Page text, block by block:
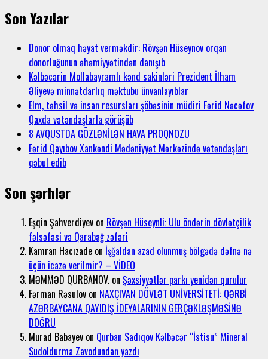
Son Yazılar
Donor olmaq həyat verməkdir: Rövşən Hüseynov orqan
donorluğunun əhəmiyyətindən danışıb
Kəlbəcərin Mollabayramlı kənd sakinləri Prezident İlham
Əliyevə minnətdarlıq məktubu ünvanlayıblar
Elm, təhsil və insan resursları şöbəsinin müdiri Fərid Nəcəfov
Qaxda vətəndaşlarla görüşüb
8 AVQUSTDA GÖZLƏNİLƏN HAVA PROQNOZU
Fərid Qayıbov Xankəndi Mədəniyyət Mərkəzində vətəndaşları
qəbul edib
Son şərhlər
Eşqin Şahverdiyev on Rövşən Hüseynli: Ulu öndərin dövlətçilik
fəlsəfəsi və Qarabağ zəfəri
Kamran Hacızade on İşğaldan azad olunmuş bölgədə dəfnə nə
üçün icazə verilmir? – VİDEO
MƏMMƏD QURBANOV. on Şəxsiyyətlər parkı yenidən qurulur
Fərman Rəsulov on NAXÇIVAN DÖVLƏT UNİVERSİTETİ: QƏRBİ
AZƏRBAYCANA QAYIDIŞ İDEYALARININ GERÇƏKLƏŞMƏSİNƏ
DOĞRU
Murad Babayev on Qurban Sadıqov Kəlbəcər “İstisu” Mineral
Sudoldurma Zavodundan yazdı